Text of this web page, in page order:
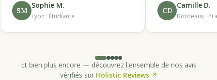
SM
Sophie M.
Lyon · Étudiante
CD
Camille D.
Bordeaux ·
Et bien plus encore — découvrez l'ensemble de nos avis
vérifiés sur Holistic Reviews ↗